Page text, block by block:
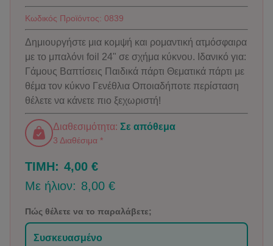
Κωδικός Προϊόντος: 0839
Δημιουργήστε μια κομψή και ρομαντική ατμόσφαιρα
με το μπαλόνι foil 24" σε σχήμα κύκνου. Ιδανικό για:
Γάμους Βαπτίσεις Παιδικά πάρτι Θεματικά πάρτι με
θέμα τον κύκνο Γενέθλια Οποιαδήποτε περίσταση
θέλετε να κάνετε πιο ξεχωριστή!
Διαθεσιμότητα: Σε απόθεμα
3 Διαθέσιμα *
ΤΙΜΗ: 4,00 €
Με ήλιον: 8,00 €
Πώς θέλετε να το παραλάβετε;
Συσκευασμένο